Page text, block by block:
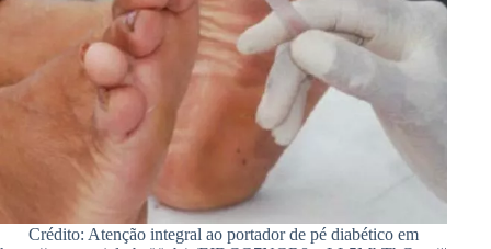
Crédito: Atenção integral ao portador de pé diabético em